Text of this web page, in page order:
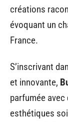
créations
évoquant un
France.
S’inscrivant
et innovante,
parfumée
esthétiques